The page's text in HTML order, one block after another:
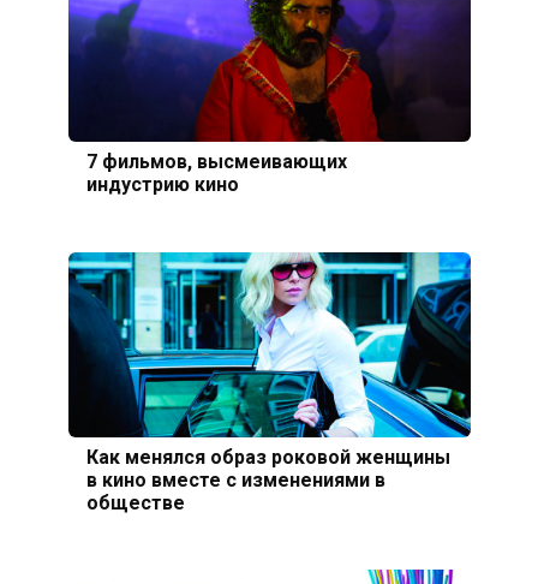
7 фильмов, высмеивающих
индустрию кино
Как менялся образ роковой женщины
в кино вместе с изменениями в
обществе